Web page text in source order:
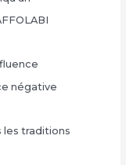
négative
les traditions